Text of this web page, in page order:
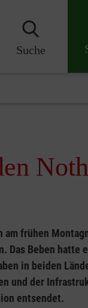
Suche
am frühen
Beben hatte
in beiden
und der
entsendet.